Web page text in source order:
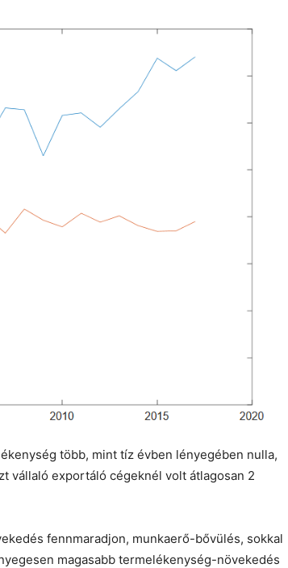
több, mint tíz évben lényegében nulla,
vállaló exportáló cégeknél volt átlagosan 2
fennmaradjon, munkaerő-bővülés, sokkal
magasabb termelékenység-növekedés